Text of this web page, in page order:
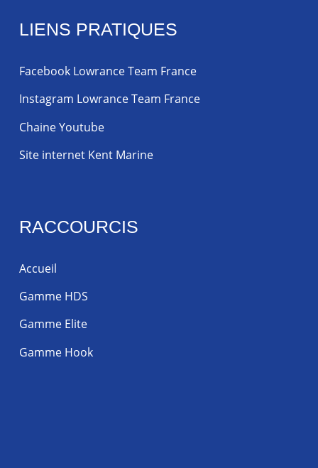
LIENS PRATIQUES
Facebook Lowrance Team France
Instagram Lowrance Team France
Chaine Youtube
Site internet Kent Marine
RACCOURCIS
Accueil
Gamme HDS
Gamme Elite
Gamme Hook